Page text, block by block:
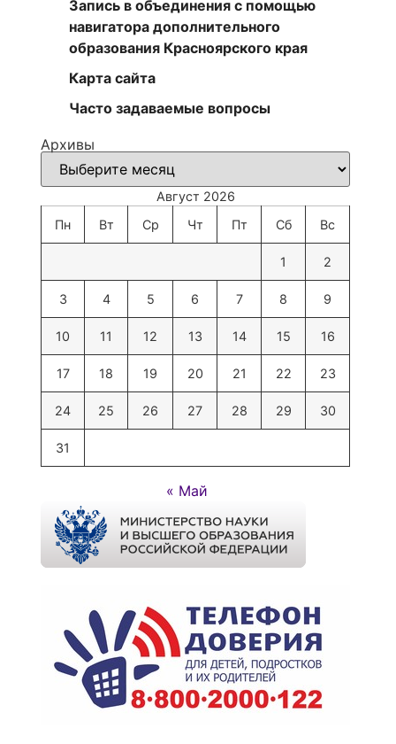
Запись в объединения с помощью
навигатора дополнительного
образования Красноярского края
Карта сайта
Часто задаваемые вопросы
Архивы
Август 2026
Пн
Вт Ср Чт Пт Сб Вс
1 2
3 4 5 6 7 8 9
10 11 12 13 14 15 16
17 18 19 20 21 22 23
24 25 26 27 28 29 30
31
« Май